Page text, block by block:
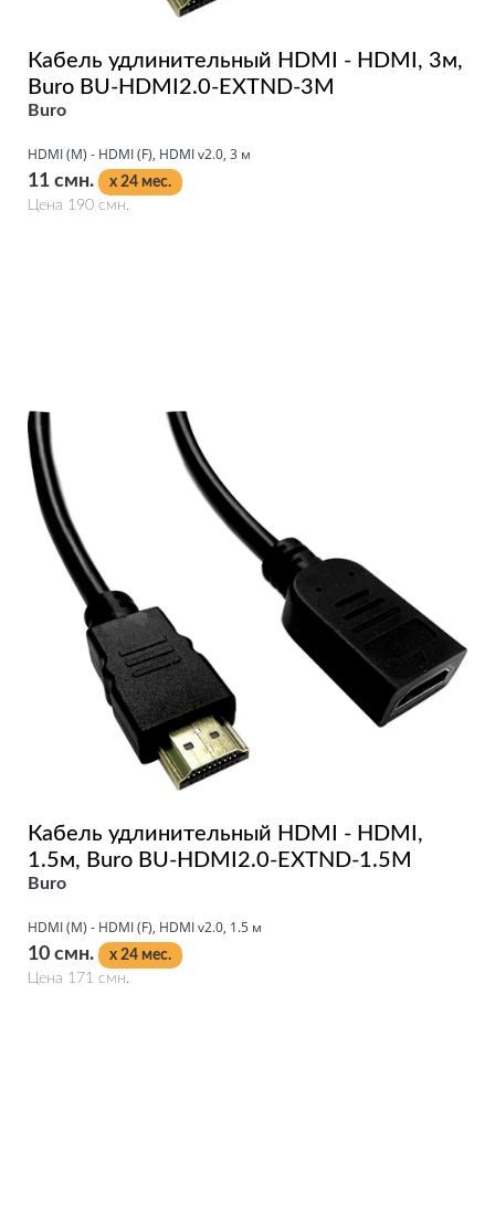
Кабель удлинительный HDMI - HDMI, 3м,
Buro BU-HDMI2.0-EXTND-3M
Buro
HDMI (M) - HDMI (F), HDMI v2.0, 3 м
11 смн.
x 24 мес.
Цена 190 смн.
Кабель удлинительный HDMI - HDMI,
1.5м, Buro BU-HDMI2.0-EXTND-1.5M
Buro
HDMI (M) - HDMI (F), HDMI v2.0, 1.5 м
10 смн.
x 24 мес.
Цена 171 смн.